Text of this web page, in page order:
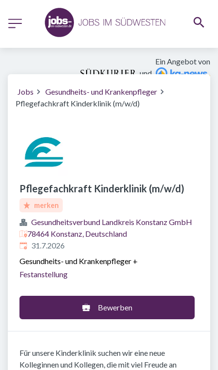
Ein Angebot von
und
Jobs
Gesundheits- und Krankenpfleger
Pflegefachkraft Kinderklinik (m/w/d)
Pflegefachkraft Kinderklinik (m/w/d)
merken
Gesundheitsverbund Landkreis Konstanz GmbH
78464 Konstanz, Deutschland
Veröffentlicht
31.7.2026
Gesundheits- und Krankenpfleger +
Festanstellung
Bewerben
Für unsere Kinderklinik suchen wir eine neue
Kolleginnen und Kollegen, die mit viel Freude an